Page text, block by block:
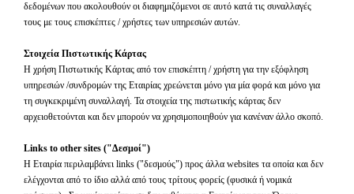
δεδομένων που ακολουθούν οι διαφημιζόμενοι σε αυτό κατά τις συναλλαγές
τους με τους επισκέπτες / χρήστες των υπηρεσιών αυτών.
Στοιχεία Πιστωτικής Κάρτας
Η χρήση Πιστωτικής Κάρτας από τον επισκέπτη / χρήστη για την εξόφληση
υπηρεσιών /συνδρομών της Εταιρίας χρεώνεται μόνο για μία φορά και μόνο για
τη συγκεκριμένη συναλλαγή. Τα στοιχεία της πιστωτικής κάρτας δεν
αρχειοθετούνται και δεν μπορούν να χρησιμοποιηθούν για κανέναν άλλο σκοπό.
Links to other sites ("Δεσμοί")
Η Εταιρία περιλαμβάνει links ("δεσμούς") προς άλλα websites τα οποία και δεν
ελέγχονται από το ίδιο αλλά από τους τρίτους φορείς (φυσικά ή νομικά